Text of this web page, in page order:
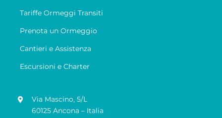
Tariffe Ormeggi Transiti
Prenota un Ormeggio
Cantieri e Assistenza
Escursioni e Charter
Via Mascino, 5/L
60125 Ancona – Italia